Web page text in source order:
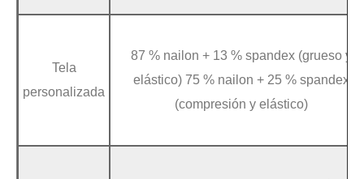
Tela
personalizada
87 % nailon + 13 % spandex (grueso y
elástico) 75 % nailon + 25 % spandex
(compresión y elástico)